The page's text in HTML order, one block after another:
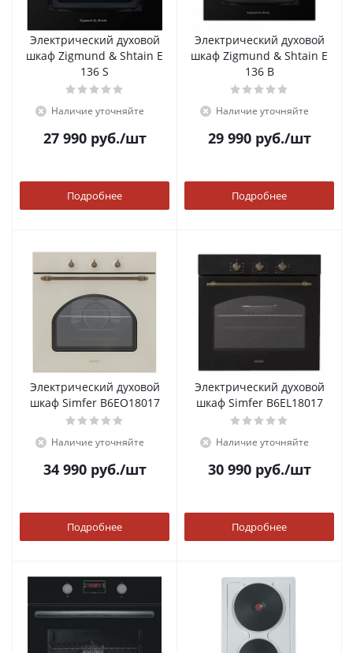
Электрический духовой
шкаф Zigmund & Shtain E
136 S
Наличие уточняйте
27 990руб./шт
Подробнее
Электрический духовой
шкаф Zigmund & Shtain E
136 B
Наличие уточняйте
29 990руб./шт
Подробнее
Электрический духовой
шкаф Simfer B6EO18017
Наличие уточняйте
34 990руб./шт
Подробнее
Электрический духовой
шкаф Simfer B6EL18017
Наличие уточняйте
30 990руб./шт
Подробнее